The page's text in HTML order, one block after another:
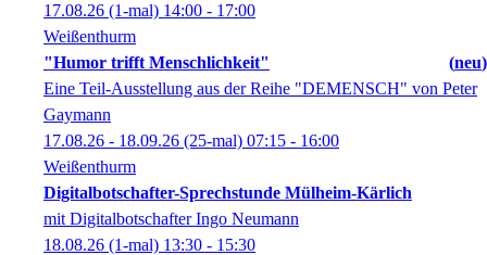
17.08.26 (1-mal) 14:00 - 17:00
Weißenthurm
"Humor trifft Menschlichkeit"
neu
Eine Teil-Ausstellung aus der Reihe "DEMENSCH" von Peter
Gaymann
17.08.26 - 18.09.26 (25-mal) 07:15 - 16:00
Weißenthurm
Digitalbotschafter-Sprechstunde Mülheim-Kärlich
mit Digitalbotschafter Ingo Neumann
18.08.26 (1-mal) 13:30 - 15:30